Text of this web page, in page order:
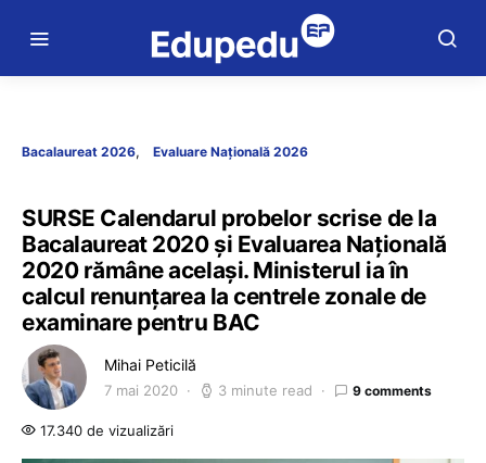
Bacalaureat 2026 Evaluare Națională 2026
SURSE Calendarul probelor scrise de la
Bacalaureat 2020 și Evaluarea Națională
2020 rămâne același. Ministerul ia în
calcul renunțarea la centrele zonale de
examinare pentru BAC
Mihai Peticilă
7 mai 2020 3 minute read 9 comments
17.340 de vizualizări